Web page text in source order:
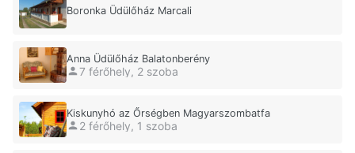
Boronka Üdülőház Marcali
Anna Üdülőház Balatonberény
7 férőhely, 2 szoba
Kiskunyhó az Őrségben Magyarszombatfa
2 férőhely, 1 szoba